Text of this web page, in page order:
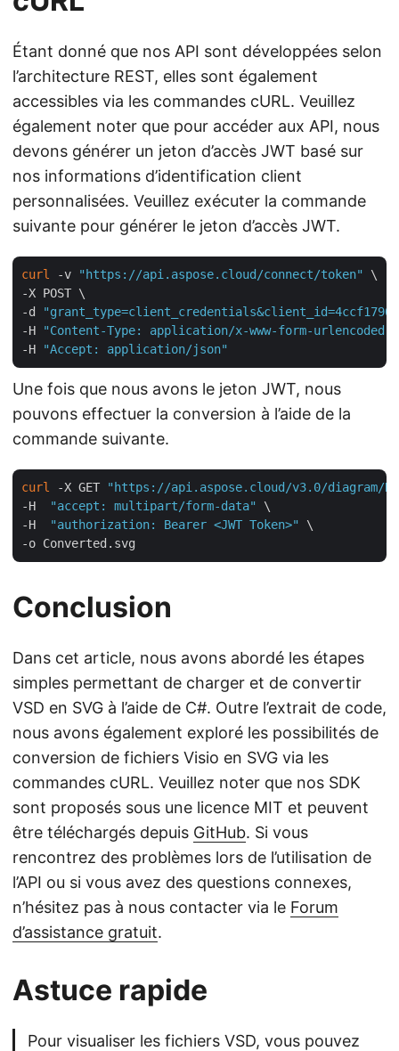
Étant donné que nos API sont développées selon
l’architecture REST, elles sont également
accessibles via les commandes cURL. Veuillez
également noter que pour accéder aux API, nous
devons générer un jeton d’accès JWT basé sur
nos informations d’identification client
personnalisées. Veuillez exécuter la commande
suivante pour générer le jeton d’accès JWT.
curl -v "https://api.aspose.cloud/connect/token"
\
-X POST \
-d
"grant_type=client_credentials&client_id=4ccf1790-
-H
"Content-Type: application/x-www-form-urlencoded"
-H
"Accept: application/json"
Une fois que nous avons le jeton JWT, nous
pouvons effectuer la conversion à l’aide de la
commande suivante.
curl -X GET
"https://api.aspose.cloud/v3.0/diagram/
-H
"accept: multipart/form-data"
\
-H
"authorization: Bearer <JWT Token>"
\
Conclusion
Dans cet article, nous avons abordé les étapes
simples permettant de charger et de convertir
VSD en SVG à l’aide de C#. Outre l’extrait de code,
nous avons également exploré les possibilités de
conversion de fichiers Visio en SVG via les
commandes cURL. Veuillez noter que nos SDK
sont proposés sous une licence MIT et peuvent
être téléchargés depuis GitHub. Si vous
rencontrez des problèmes lors de l’utilisation de
l’API ou si vous avez des questions connexes,
n’hésitez pas à nous contacter via le Forum
d’assistance gratuit.
Astuce rapide
Pour visualiser les fichiers VSD, vous pouvez